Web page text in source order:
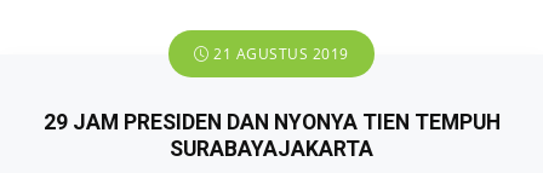
21 AGUSTUS 2019
29 JAM PRESIDEN DAN NYONYA TIEN TEMPUH
SURABAYA­JAKARTA